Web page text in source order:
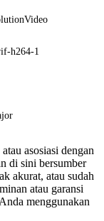
h264-1
asosiasi dengan
di sini bersumber
akurat, atau sudah
atau garansi
menggunakan